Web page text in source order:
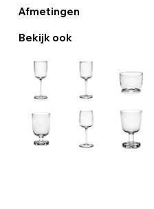
Afmetingen
Bekijk ook